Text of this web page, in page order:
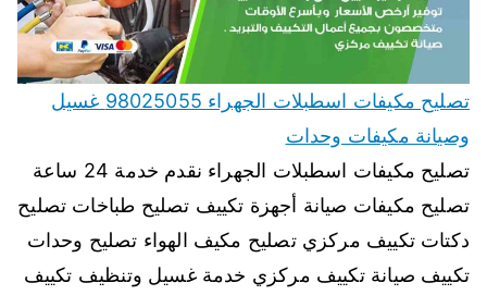
تصليح مكيفات اسطبلات الجهراء 98025055 غسيل
وصيانة مكيفات وحدات
تصليح مكيفات اسطبلات الجهراء نقدم خدمة 24 ساعة
تصليح مكيفات صيانة أجهزة تكييف تصليح طباخات تصليح
دكتات تكييف مركزي تصليح مكيف الهواء تصليح وحدات
تكييف صيانة تكييف مركزي خدمة غسيل وتنظيف تكييف